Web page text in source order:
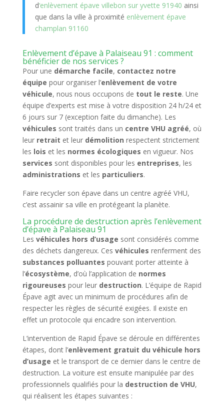
d‘enlèvement épave villebon sur yvette 91940 ainsi
que dans la ville à proximité enlèvement épave
champlan 91160
Enlèvement d’épave à Palaiseau 91 : comment
bénéficier de nos services ?
Pour une démarche facile, contactez notre
équipe pour organiser l’enlèvement de votre
véhicule, nous nous occupons de tout le reste. Une
équipe d’experts est mise à votre disposition 24 h/24 et
6 jours sur 7 (exception faite du dimanche). Les
véhicules sont traités dans un centre VHU agréé, où
leur retrait et leur démolition respectent strictement
les lois et les normes écologiques en vigueur. Nos
services sont disponibles pour les entreprises, les
administrations et les particuliers.
Faire recycler son épave dans un centre agréé VHU,
c’est assainir sa ville en protégeant la planète.
La procédure de destruction après l’enlèvement
d’épave à Palaiseau 91
Les véhicules hors d’usage sont considérés comme
des déchets dangereux. Ces véhicules renferment des
substances polluantes pouvant porter atteinte à
l’écosystème, d’où l’application de normes
rigoureuses pour leur destruction. L’équipe de Rapid
Épave agit avec un minimum de procédures afin de
respecter les règles de sécurité exigées. Il existe en
effet un protocole qui encadre son intervention.
L’intervention de Rapid Épave se déroule en différentes
étapes, dont l’enlèvement gratuit du véhicule hors
d’usage et le transport de ce dernier dans le centre de
destruction. La voiture est ensuite manipulée par des
professionnels qualifiés pour la destruction de VHU,
qui réalisent les étapes suivantes :